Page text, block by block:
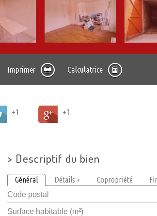
Imprimer Calculatrice
+1 +1
> Descriptif du bien
Général Détails + Copropriété
Code postal
Surface habitable (m²)